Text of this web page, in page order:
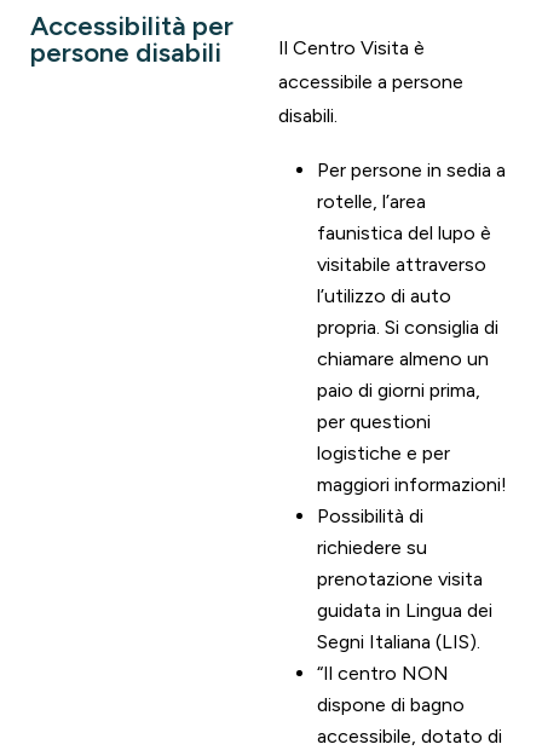
Accessibilità per
persone disabili
Il Centro Visita è
accessibile a persone
disabili.
Per persone in sedia a
rotelle, l’area
faunistica del lupo è
visitabile attraverso
l’utilizzo di auto
propria. Si consiglia di
chiamare almeno un
paio di giorni prima,
per questioni
logistiche e per
maggiori informazioni!
Possibilità di
richiedere su
prenotazione visita
guidata in Lingua dei
Segni Italiana (LIS).
“Il centro NON
dispone di bagno
accessibile, dotato di